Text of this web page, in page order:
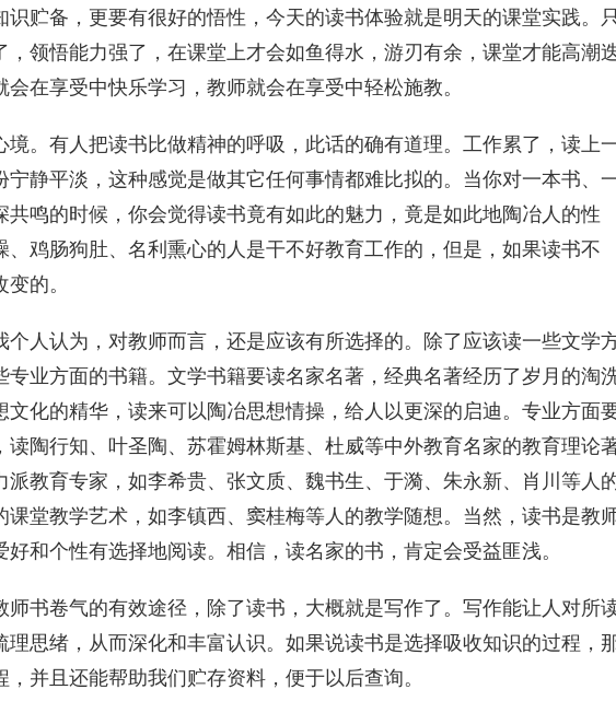
贮备，更要有很好的悟性，今天的读书体验就是明天的课堂实践。
领悟能力强了，在课堂上才会如鱼得水，游刃有余，课堂才能高潮
在享受中快乐学习，教师就会在享受中轻松施教。
境。有人把读书比做精神的呼吸，此话的确有道理。工作累了，读上
静平淡，这种感觉是做其它任何事情都难比拟的。当你对一本书、
鸣的时候，你会觉得读书竟有如此的魅力，竟是如此地陶冶人的性
鸡肠狗肚、名利熏心的人是干不好教育工作的，但是，如果读书不
的。
个人认为，对教师而言，还是应该有所选择的。除了应该读一些文学
专业方面的书籍。文学书籍要读名家名著，经典名著经历了岁月的淘
文化的精华，读来可以陶冶思想情操，给人以更深的启迪。专业方面
读陶行知、叶圣陶、苏霍姆林斯基、杜威等中外教育名家的教育理论
教育专家，如李希贵、张文质、魏书生、于漪、朱永新、肖川等人
堂教学艺术，如李镇西、窦桂梅等人的教学随想。当然，读书是教
和个性有选择地阅读。相信，读名家的书，肯定会受益匪浅。
师书卷气的有效途径，除了读书，大概就是写作了。写作能让人对所
理思绪，从而深化和丰富认识。如果说读书是选择吸收知识的过程，
并且还能帮助我们贮存资料，便于以后查询。